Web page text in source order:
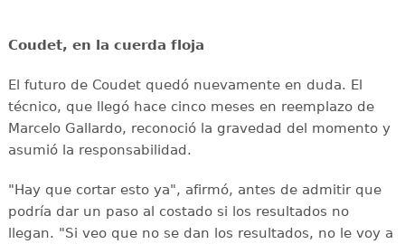
Coudet, en la cuerda floja
El futuro de Coudet quedó nuevamente en duda. El
técnico, que llegó hace cinco meses en reemplazo de
Marcelo Gallardo, reconoció la gravedad del momento y
asumió la responsabilidad.
"Hay que cortar esto ya", afirmó, antes de admitir que
podría dar un paso al costado si los resultados no
llegan. "Si veo que no se dan los resultados, no le voy a